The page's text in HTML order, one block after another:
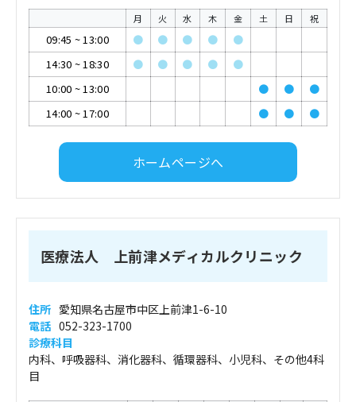
月 火 水 木 金 土 日 祝
09:45 ~13:00 ● ● ● ●
●
14:30 ~18:30 ● ● ● ●
●
10:00 ~13:00 ● ●
●
14:00 ~17:00 ● ● ●
ホームページへ
医療法人 上前津メディカルクリニック
住所 愛知県名古屋市中区上前津1-6-10
電話 052-323-1700
診療科目
内科、呼吸器科、消化器科、循環器科、小児科、その他4科
目